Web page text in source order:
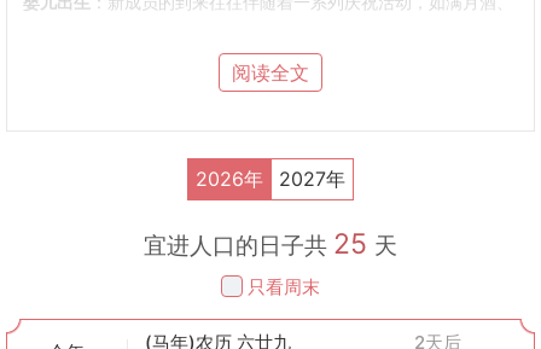
：指将非亲生子女通过合法手续纳入家庭作为自己的孩子
仆人或帮工入住：劳动力补充，在过去农业社会，多一个劳动力就
意味着家庭收入的增加，特别是在农村地区，孩子被视为家庭财富
不同的地区和民族，在“进人口”时有着各自独特的习俗与仪式：
三”（即出生后第三天）或“满月”仪式，以祈求孩子健康成长。此
外，还有送红蛋、挂红布条等传统做法来报喜并驱邪避凶。
阅读全文
2026年 2027年
宜进人口的日子共 25 天
只看周末
(马年)农历 六廿九
2天后